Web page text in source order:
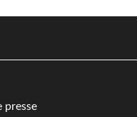
presse